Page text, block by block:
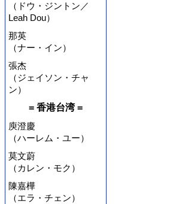
（ドウ・ジントン／
Leah Dou）
那英
（ナー・イン）
張杰
（ジェイソン・チャ
ン）
= 香港台湾 =
庾澄慶
（ハーレム・ユー）
莫文蔚
（カレン・モク）
陳嘉樺
（エラ・チェン）